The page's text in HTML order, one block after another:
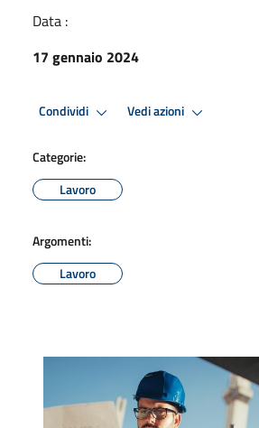
Data :
17 gennaio 2024
Condividi Vedi azioni
Categorie:
Lavoro
Argomenti:
Lavoro